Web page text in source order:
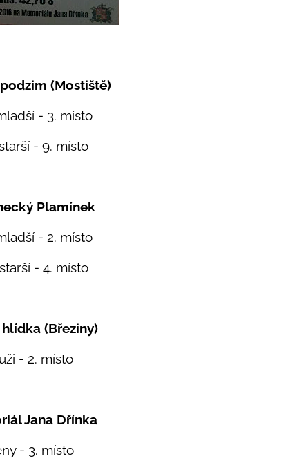
(Mostiště)
- 3. místo
- 9. místo
Plamínek
- 2. místo
- 4. místo
(Březiny)
- 2. místo
Jana Dřínka
- 3. místo